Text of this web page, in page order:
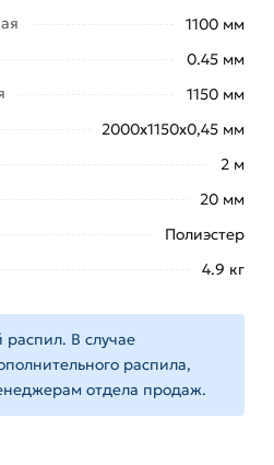
С предназначен для
материал при
промышленном
отделки и пр.
для забора и
и постоянных
противостоит
атмосферным
позиции, кликните
корзину»или нажмите на
. Также можете купить
указанным на сайте.
1100 мм
0.45 мм
1150 мм
2000х1150х0,45 мм
2 м
20 мм
Полиэстер
4.9 кг
В случае
распила,
отдела продаж.